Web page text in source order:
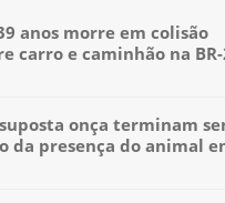
anos morre em colisão
carro e caminhão na BR-
onça terminam
da presença do animal